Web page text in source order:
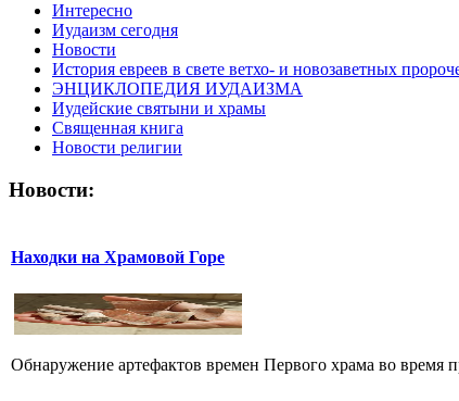
Интересно
Иудаизм сегодня
Новости
История евреев в свете ветхо- и новозаветных
ЭНЦИКЛОПЕДИЯ ИУДАИЗМА
Иудейские святыни и храмы
Священная книга
Новости религии
Новости:
Находки на Храмовой Горе
Обнаружение артефактов времен Первого храма во время